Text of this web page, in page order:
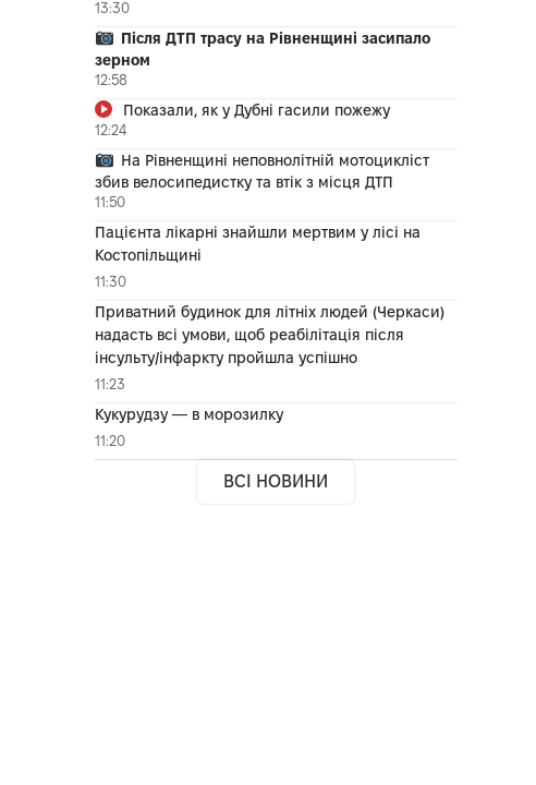
13:30
Після ДТП трасу на Рівненщині засипало
зерном
12:58
Показали, як у Дубні гасили пожежу
12:24
На Рівненщині неповнолітній мотоцикліст
збив велосипедистку та втік з місця ДТП
11:50
Пацієнта лікарні знайшли мертвим у лісі на
Костопільщині
11:30
Приватний будинок для літніх людей (Черкаси)
надасть всі умови, щоб реабілітація після
інсульту/інфаркту пройшла успішно
11:23
Кукурудзу — в морозилку
11:20
ВСІ НОВИНИ